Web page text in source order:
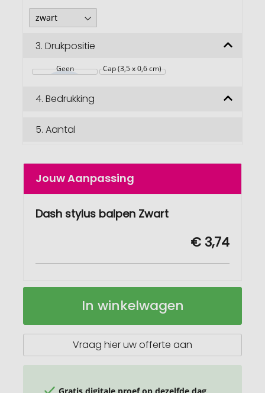
3. Drukpositie
Geen Cap (3,5 x 0,6 cm)
4. Bedrukking
5. Aantal
Jouw Aanpassing
Dash stylus balpen Zwart
€ 3,74
In winkelwagen
Vraag hier uw offerte aan